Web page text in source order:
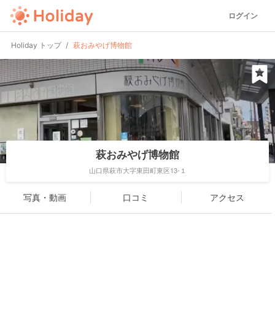
ログイン
Holiday トップ 萩おみやげ博物館
萩おみやげ博物館
山口県萩市大字東田町東区13-１
写真・動画 口コミ アクセス